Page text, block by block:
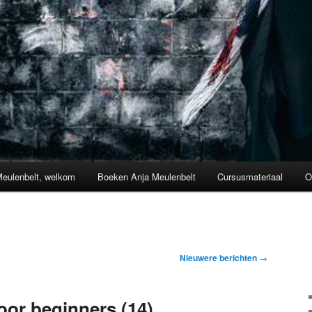
welkom Boeken Anja Meulenbelt Cursusmateriaal
Nieuwere berichten →